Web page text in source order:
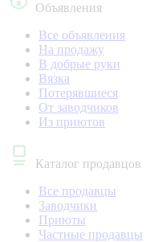
Объявления
Все объявления
На продажу
В добрые руки
Вязка
Потерявшиеся
От заводчиков
Из приютов
Каталог продавцов
Все продавцы
Заводчики
Приюты
Частные продавцы